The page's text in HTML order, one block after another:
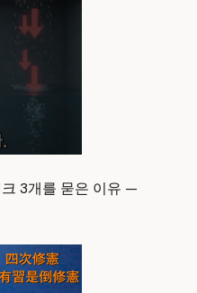
3개를 묻은 이유 —